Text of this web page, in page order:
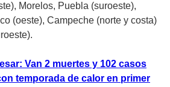
Morelos, Puebla (suroeste),
(oeste), Campeche (norte y costa)
Van 2 muertes y 102 casos
temporada de calor en primer